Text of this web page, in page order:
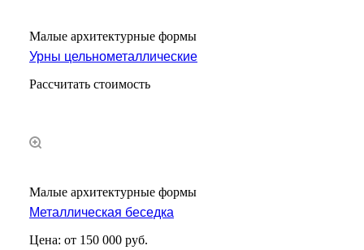
Малые архитектурные формы
Урны цельнометаллические
Рассчитать стоимость
Малые архитектурные формы
Металлическая беседка
Цена: от 150 000 руб.